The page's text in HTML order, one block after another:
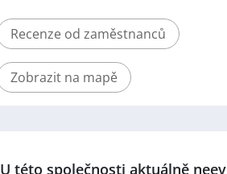
Recenze od zaměstnanců
Zobrazit na mapě
U této společnosti aktuálně